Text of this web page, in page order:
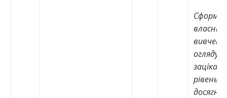
власні
огляду
рівень